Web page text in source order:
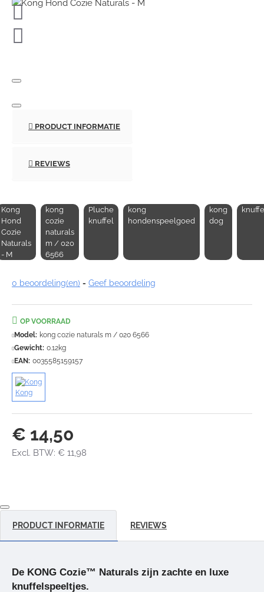
PRODUCT INFORMATIE
REVIEWS
Kong
Hond
Cozie
Naturals
- M
kong
cozie
naturals
m / 020
6566
Pluche
knuffel
kong
hondenspeelgoed
kong
dog
0 beoordeling(en) - Geef beoordeling
€ 14,50
Excl. BTW: € 11,98
OP VOORRAAD
Model: kong cozie naturals m / 020 6566
Gewicht: 0.12kg
EAN: 0035585159157
Kong
PRODUCT INFORMATIE REVIEWS
De KONG Cozie™ Naturals zijn zachte en luxe
knuffelspeeltjes.